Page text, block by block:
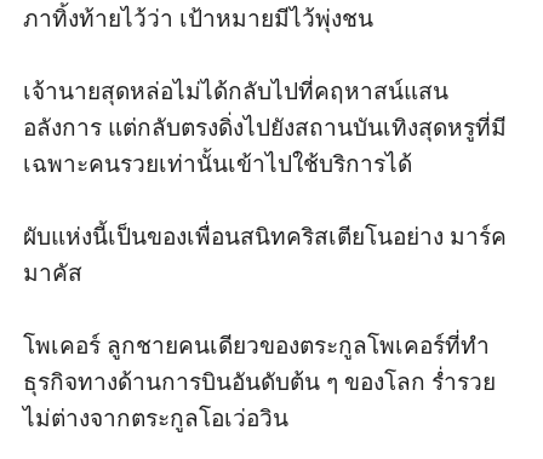
ภาทิ้งท้ายไว้ว่า เป้าหมายมีไว้พุ่งชน
เจ้านายสุดหล่อไม่ได้กลับไปที่คฤหาสน์แสน
อลังการ แต่กลับตรงดิ่งไปยังสถานบันเทิงสุดหรูที่มี
เฉพาะคนรวยเท่านั้นเข้าไปใช้บริการได้
ผับแห่งนี้เป็นของเพื่อนสนิทคริสเตียโนอย่าง มาร์ค
มาคัส
โพเคอร์ ลูกชายคนเดียวของตระกูลโพเคอร์ที่ทำ
ธุรกิจทางด้านการบินอันดับต้น ๆ ของโลก ร่ำรวย
ไม่ต่างจากตระกูลโอเว่อวิน